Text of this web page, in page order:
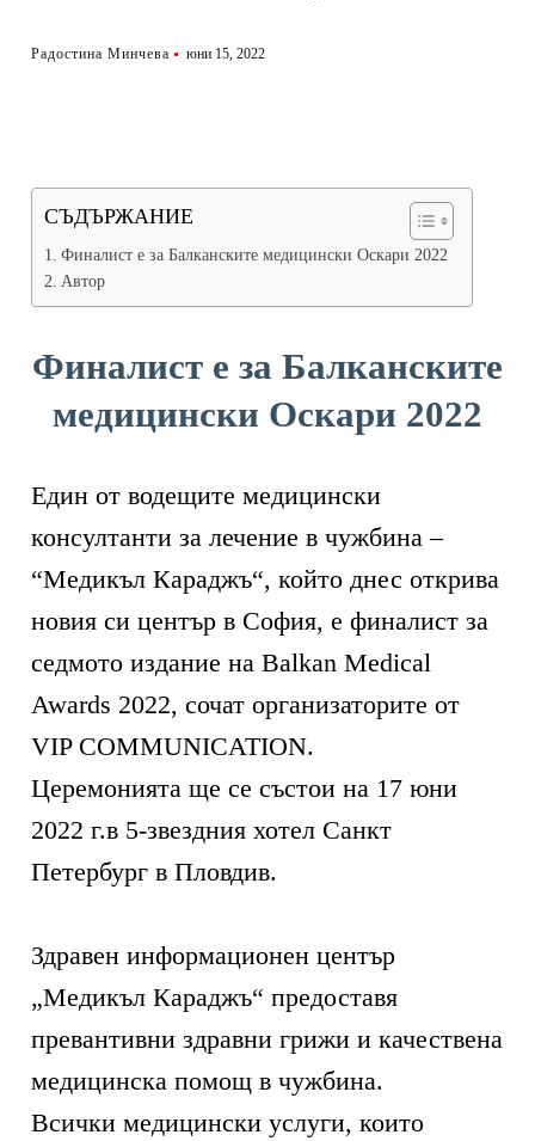
Радостина Минчева юни 15, 2022
СЪДЪРЖАНИЕ
Финалист е за Балканските медицински Оскари 2022
Автор
Финалист е за Балканските
медицински Оскари 2022
Един от водещите медицински
консултанти за лечение в чужбина –
“Медикъл Караджъ“, който днес открива
новия си център в София, е финалист за
седмото издание на Balkan Medical
Awards 2022, сочат организаторите от
VIP COMMUNICATION.
Церемонията ще се състои на 17 юни
2022 г.в 5-звездния хотел Санкт
Петербург в Пловдив.
Здравен информационен център
„Медикъл Караджъ“ предоставя
превантивни здравни грижи и качествена
медицинска помощ в чужбина.
Всички медицински услуги, които